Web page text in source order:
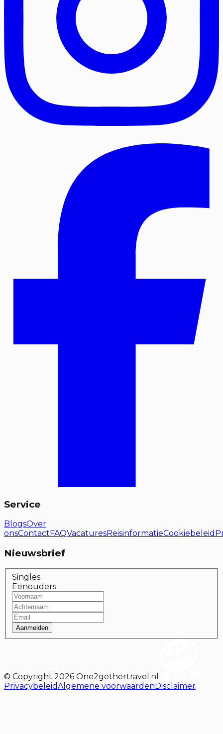
Service
BlogsOver
onsContact FAQVacaturesReisinformatieCookiebeleid
Nieuwsbrief
Singles
Eenouders
Aanmelden
© Copyright 2026 One2gethertravel.nl
PrivacybeleidAlgemene voorwaardenDisclaimer